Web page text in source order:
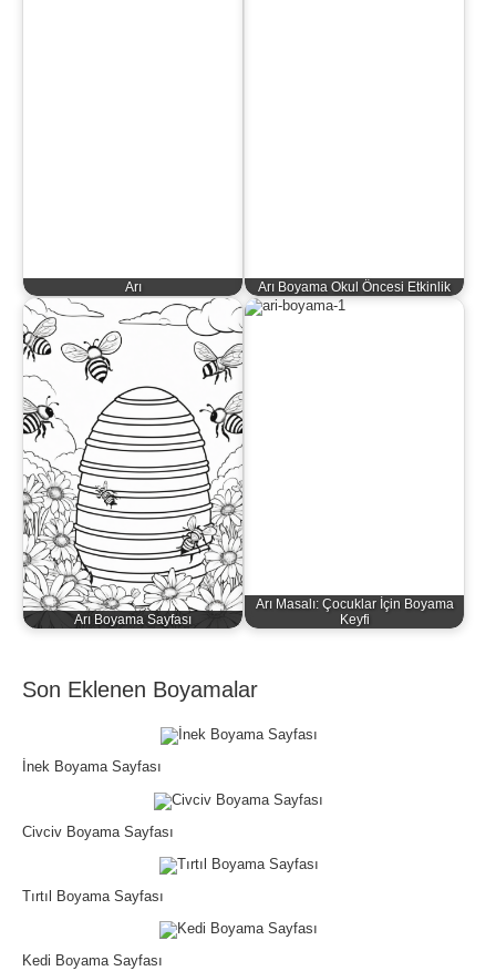
Arı Arı Boyama Okul Öncesi Etkinlik
Arı Boyama Sayfası
Arı Masalı: Çocuklar İçin Boyama
Keyfi
Son Eklenen Boyamalar
İnek Boyama Sayfası
Civciv Boyama Sayfası
Tırtıl Boyama Sayfası
Kedi Boyama Sayfası